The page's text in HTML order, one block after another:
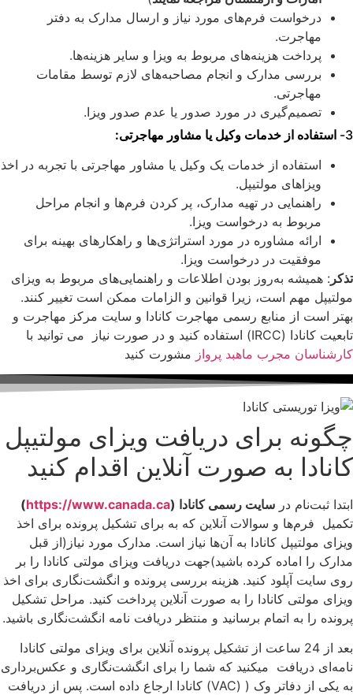
درخواست فرم‌های مورد نیاز و ارسال مدارک به دفتر
مهاجرت.
پرداخت هزینه‌های مربوط به ویزا و سایر هزینه‌ها.
بررسی مدارک و انجام مصاحبه‌های لازم توسط مقامات
مهاجرتی.
تصمیم‌گیری در مورد صدور یا عدم صدور ویزا.
3- استفاده از خدمات وکیل یا مشاور مهاجرتی:
استفاده از خدمات یک وکیل یا مشاور مهاجرتی با تجربه در اخذ
ویزاهای مولتیپل.
راهنمایی در تهیه مدارک، پر کردن فرم‌ها و انجام مراحل
مربوط به درخواست ویزا.
ارائه مشاوره در مورد استراتژی‌ها و راهکارهای بهینه برای
موفقیت در درخواست ویزا.
تذکر : همیشه به‌روز بودن اطلاعات و راهنمایی‌های مربوط به ویزای
مولتیپل مهم است، زیرا قوانین و الزامات ممکن است تغییر کنند.
بهتر است از منابع رسمی مهاجرت کانادا و سایت مرکز مهاجرت و
تابعیت کانادا (IRCC) استفاده کنید و در صورت نیاز می توانید با
کارشناسان مجرب ماهبد پرواز مشورت کنید
چگونه برای دریافت ویزای مولتیپل
کانادا به صورت آنلاین اقدام کنید
ابتدا ثبت‌نام در سایت رسمی کانادا (https://www.canada.ca
)
تکمیل فرم‌ها و سوالات آنلاین که به برای تشکیل پرونده برای اخذ
ویزای مولتیپل کانادا به آن‌ها نیاز است. مدارک مورد نیاز(از قبل
مدارک را اماده کرده باشید)جهت دریافت ویزای مولتی کانادا را بر
روی سایت آپلود کنید. هزینه بررسی پرونده و انگشت‌نگاری برای اخذ
ویزای مولتی کانادا را به صورت آنلاین پرداخت کنید. مراحل تشکیل
پرونده را به اتمام برسانید و منتظر دریافت نامه انگشت‌نگاری باشید.
بعد از 24 ساعت از تشکیل پرونده آنلاین برای ویزای مولتی کانادا
نامه‌ای دریافت میکنید که شما را برای انگشت‌نگاری و عکس‌برداری
به یکی از دفاتر وک ( (VAC) کانادا ارجاع داده است. پس از دریافت